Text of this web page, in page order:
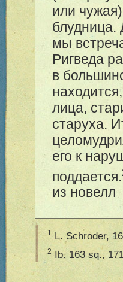
или
блудница.
мы
Ригведа
в
лица,
старуха.
его к
поддается.
из новелл
1L. Schroder,
2 Ib. 163 sq.,